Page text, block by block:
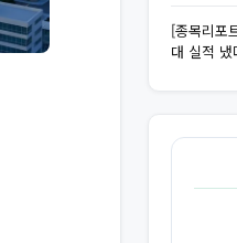
[종목리포
대 실적 냈